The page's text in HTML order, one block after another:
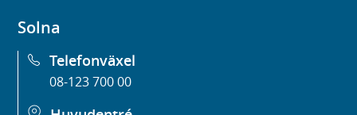
Solna
Telefonväxel
08-123 700 00